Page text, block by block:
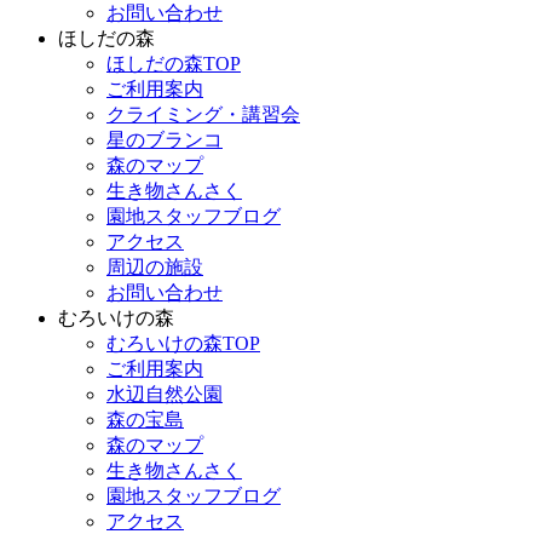
お問い合わせ
ほしだの森
ほしだの森TOP
ご利用案内
クライミング・講習会
星のブランコ
森のマップ
生き物さんさく
園地スタッフブログ
アクセス
周辺の施設
お問い合わせ
むろいけの森
むろいけの森TOP
ご利用案内
水辺自然公園
森の宝島
森のマップ
生き物さんさく
園地スタッフブログ
アクセス